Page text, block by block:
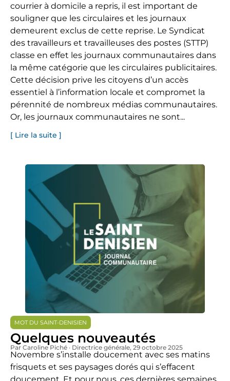
courrier à domicile a repris, il est important de
souligner que les circulaires et les journaux
demeurent exclus de cette reprise. Le Syndicat
des travailleurs et travailleuses des postes (STTP)
classe en effet les journaux communautaires dans
la même catégorie que les circulaires publicitaires.
Cette décision prive les citoyens d’un accès
essentiel à l’information locale et compromet la
pérennité de nombreux médias communautaires.
Or, les journaux communautaires ne sont...
[ Lire la suite ]
MOT DU SAINT-DENISIEN
Quelques nouveautés
Par Caroline Piché · Directrice générale, 29 octobre 2025
Novembre s’installe doucement avec ses matins
frisquets et ses paysages dorés qui s’effacent